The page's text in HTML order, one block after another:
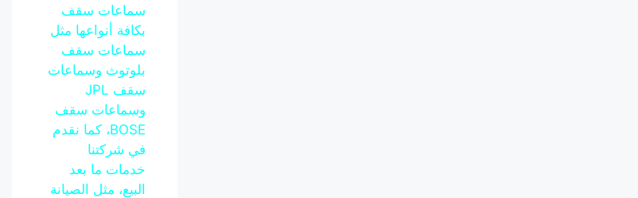
سماعات سقف
بكافة أنواعها مثل
سماعات سقف
بلوتوث وسماعات
سقف JPL
وسماعات سقف
BOSE، كما نقدم
في شركتنا
خدمات ما بعد
البيع، مثل الصيانة